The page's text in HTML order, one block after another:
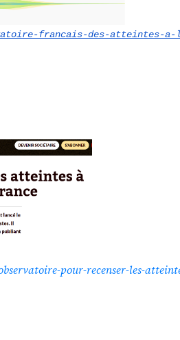
francais-des-atteintes-
pour-recenser-les-